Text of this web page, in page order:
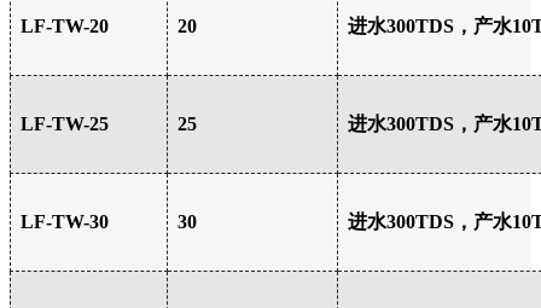
LF-TW-20 20 进水300TDS，产水
LF-TW-25 25 进水300TDS，产水
LF-TW-30 30 进水300TDS，产水